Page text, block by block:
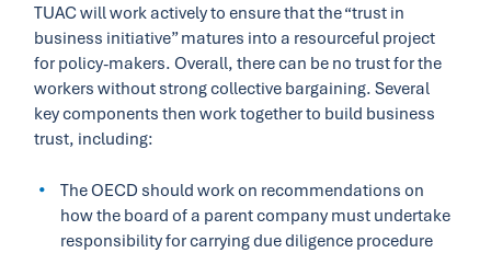
TUAC will work actively to ensure that the “trust in
business initiative” matures into a resourceful project
for policy-makers. Overall, there can be no trust for the
workers without strong collective bargaining. Several
key components then work together to build business
trust, including:
The OECD should work on recommendations on
how the board of a parent company must undertake
responsibility for carrying due diligence procedure